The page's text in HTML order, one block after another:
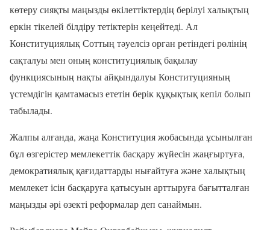
көтеру сияқты маңызды өкілеттіктердің берілуі халықтың
еркін тікелей білдіру тетіктерін кеңейтеді. Ал
Конституциялық Соттың тәуелсіз орган ретіндегі рөлінің
сақталуы мен оның конституциялық бақылау
функциясының нақты айқындалуы Конституцияның
үстемдігін қамтамасыз ететін берік құқықтық кепіл болып
табылады.
Жалпы алғанда, жаңа Конституция жобасында ұсынылған
бұл өзгерістер мемлекеттік басқару жүйесін жаңғыртуға,
демократиялық қағидаттарды нығайтуға және халықтың
мемлекет ісін басқаруға қатысуын арттыруға бағытталған
маңызды әрі өзекті реформалар деп санаймын.